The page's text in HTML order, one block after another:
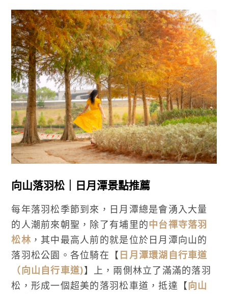
向山落羽松｜日月潭景點推薦
每年落羽松季節到來，日月潭總是會湧入大量
的人潮前來朝聖，除了有埔里的中台禪寺落羽
松林 ，其中最高人前的就是位於日月潭向山的
落羽松公園。各位騎在【 日月潭環湖自行車道
（向山自行車道)】上，兩側林立了滿滿的落羽
松，形成一個超美的落羽松車道，抵達【向山